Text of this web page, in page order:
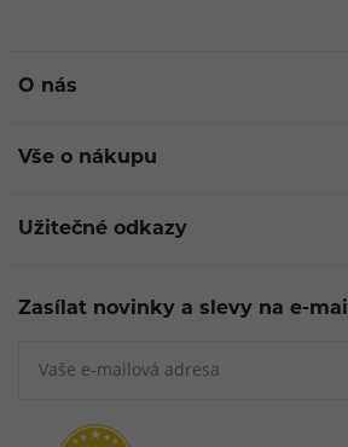
O nás
Vše o nákupu
Užitečné odkazy
Zasílat novinky a slevy na e-mail